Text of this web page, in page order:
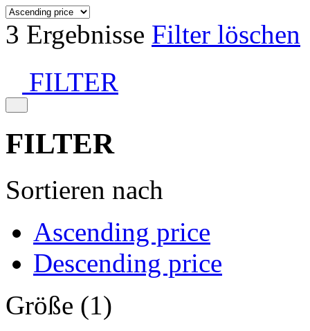
3 Ergebnisse Filter löschen
FILTER
FILTER
Sortieren nach
Ascending price
Descending price
Größe (1)